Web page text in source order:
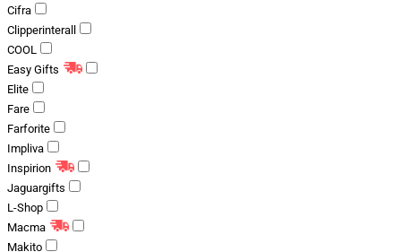
Cifra
Clipperinterall
COOL
Easy Gifts
Elite
Fare
Farforite
Impliva
Inspirion
Jaguargifts
L-Shop
Macma
Makito